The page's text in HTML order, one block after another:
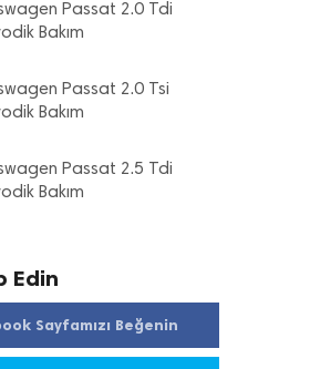
Passat 2.0 Tdi
Bakım
Passat 2.0 Tsi
Bakım
Passat 2.5 Tdi
Bakım
Edin
Sayfamızı Beğenin